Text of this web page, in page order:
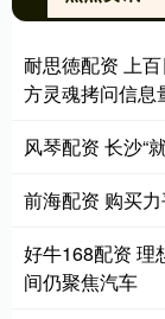
耐思徳配资 上
方灵魂拷问信息
风琴配资 长沙“
前海配资 购买
好牛168配资 理
间仍聚焦汽车